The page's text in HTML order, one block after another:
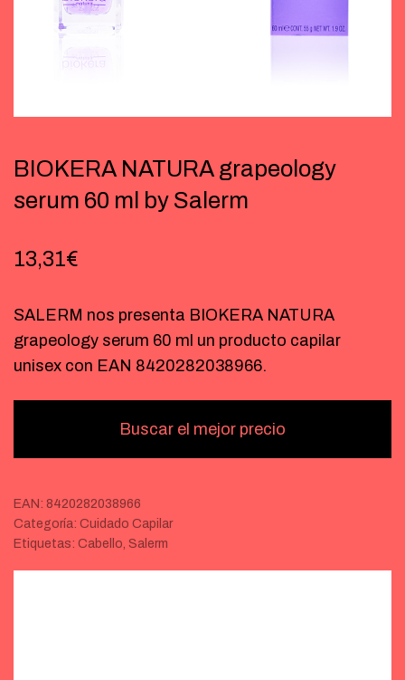
BIOKERA NATURA grapeology
serum 60 ml by Salerm
13,31€
SALERM nos presenta BIOKERA NATURA
grapeology serum 60 ml un producto capilar
unisex con EAN 8420282038966.
Buscar el mejor precio
EAN: 8420282038966
Categoría: Cuidado Capilar
Etiquetas: Cabello, Salerm